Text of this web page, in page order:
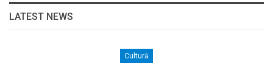
LATEST NEWS
Cultură